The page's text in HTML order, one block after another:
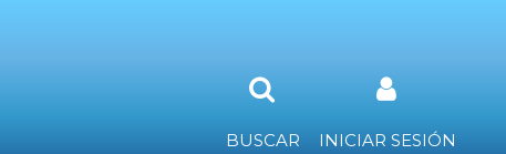
BUSCAR INICIAR SESIÓN